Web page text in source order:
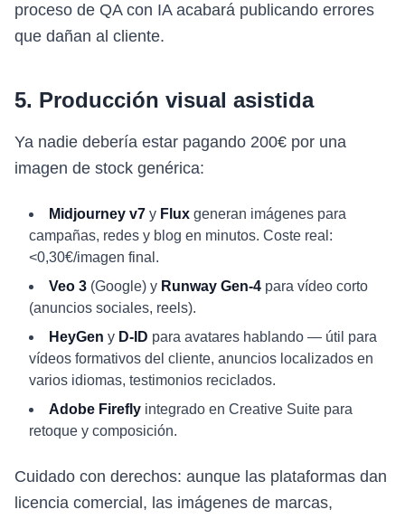
proceso de QA con IA acabará publicando errores
que dañan al cliente.
5. Producción visual asistida
Ya nadie debería estar pagando 200€ por una
imagen de stock genérica:
Midjourney v7 y Flux generan imágenes para
campañas, redes y blog en minutos. Coste real:
<0,30€/imagen final.
Veo 3 (Google) y Runway Gen-4 para vídeo corto
(anuncios sociales, reels).
HeyGen y D-ID para avatares hablando — útil para
vídeos formativos del cliente, anuncios localizados en
varios idiomas, testimonios reciclados.
Adobe Firefly integrado en Creative Suite para
retoque y composición.
Cuidado con derechos: aunque las plataformas dan
licencia comercial, las imágenes de marcas,